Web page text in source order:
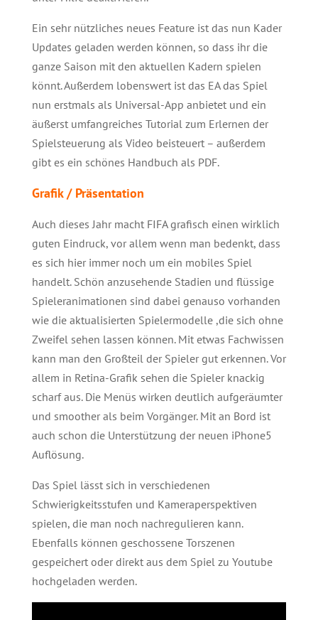
Ein sehr nützliches neues Feature ist das nun Kader
Updates geladen werden können, so dass ihr die
ganze Saison mit den aktuellen Kadern spielen
könnt. Außerdem lobenswert ist das EA das Spiel
nun erstmals als Universal-App anbietet und ein
äußerst umfangreiches Tutorial zum Erlernen der
Spielsteuerung als Video beisteuert – außerdem
gibt es ein schönes Handbuch als PDF.
Grafik / Präsentation
Auch dieses Jahr macht FIFA grafisch einen wirklich
guten Eindruck, vor allem wenn man bedenkt, dass
es sich hier immer noch um ein mobiles Spiel
handelt. Schön anzusehende Stadien und flüssige
Spieleranimationen sind dabei genauso vorhanden
wie die aktualisierten Spielermodelle ,die sich ohne
Zweifel sehen lassen können. Mit etwas Fachwissen
kann man den Großteil der Spieler gut erkennen. Vor
allem in Retina-Grafik sehen die Spieler knackig
scharf aus. Die Menüs wirken deutlich aufgeräumter
und smoother als beim Vorgänger. Mit an Bord ist
auch schon die Unterstützung der neuen iPhone5
Auflösung.
Das Spiel lässt sich in verschiedenen
Schwierigkeitsstufen und Kameraperspektiven
spielen, die man noch nachregulieren kann.
Ebenfalls können geschossene Torszenen
gespeichert oder direkt aus dem Spiel zu Youtube
hochgeladen werden.